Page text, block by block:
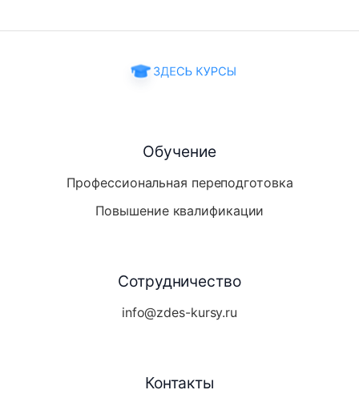
Обучение
Профессиональная переподготовка
Повышение квалификации
Сотрудничество
info@zdes-kursy.ru
Контакты